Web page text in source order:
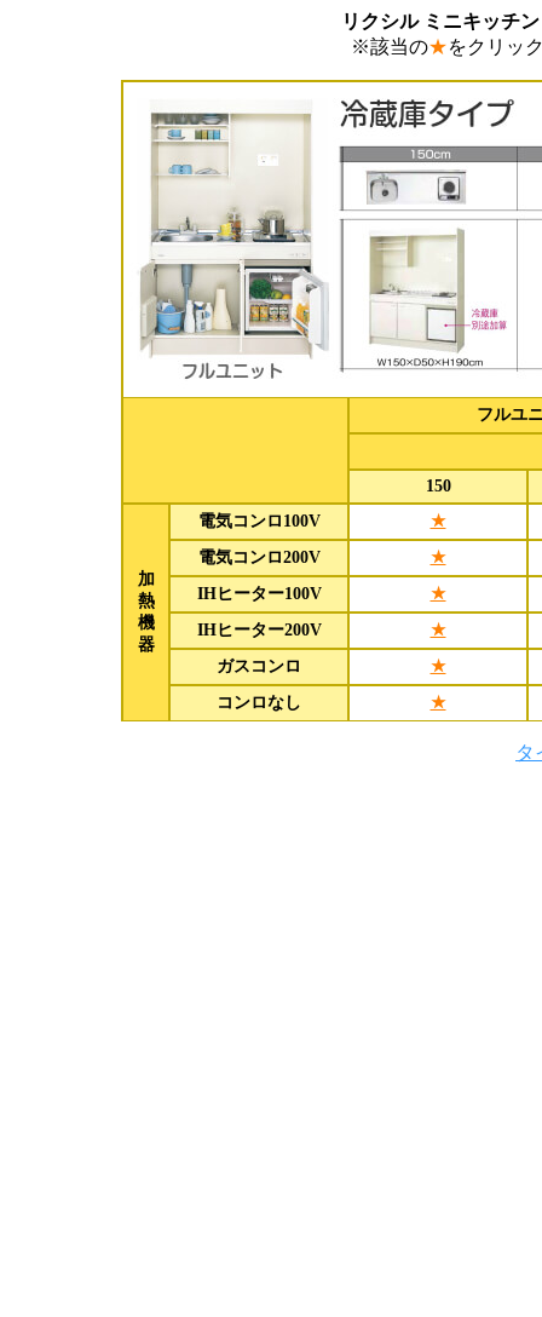
リクシル ミニキッチ
※該当の★をクリッ
フルユ
150
加
熱
機
器
電気コンロ100V
★
電気コンロ200V
★
IHヒーター100V
★
IHヒーター200V
★
ガスコンロ
★
コンロなし
★
タ